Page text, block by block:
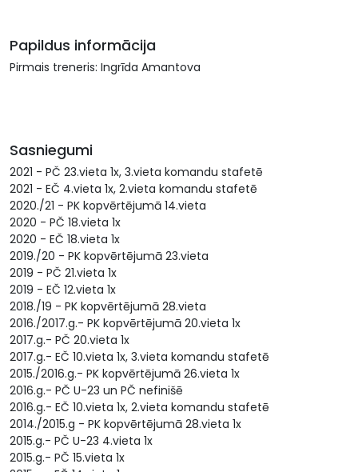
Papildus informācija
Pirmais treneris: Ingrīda Amantova
Sasniegumi
2021 - PČ 23.vieta 1x, 3.vieta komandu stafetē
2021 - EČ 4.vieta 1x, 2.vieta komandu stafetē
2020./21 - PK kopvērtējumā 14.vieta
2020 - PČ 18.vieta 1x
2020 - EČ 18.vieta 1x
2019./20 - PK kopvērtējumā 23.vieta
2019 - PČ 21.vieta 1x
2019 - EČ 12.vieta 1x
2018./19 - PK kopvērtējumā 28.vieta
2016./2017.g.- PK kopvērtējumā 20.vieta 1x
2017.g.- PČ 20.vieta 1x
2017.g.- EČ 10.vieta 1x, 3.vieta komandu stafetē
2015./2016.g.- PK kopvērtējumā 26.vieta 1x
2016.g.- PČ U-23 un PČ nefinišē
2016.g.- EČ 10.vieta 1x, 2.vieta komandu stafetē
2014./2015.g - PK kopvērtējumā 28.vieta 1x
2015.g.- PČ U-23 4.vieta 1x
2015.g.- PČ 15.vieta 1x